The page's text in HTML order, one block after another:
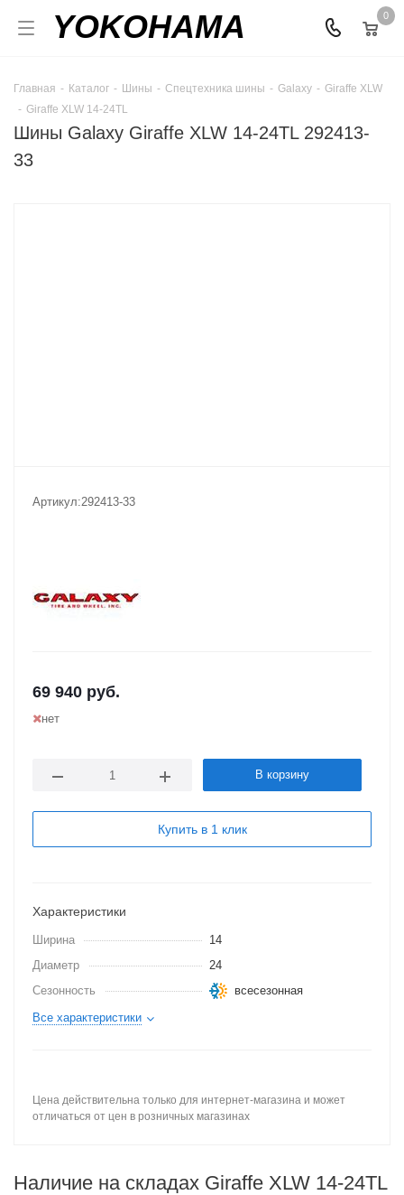
YOKOHAMA 0
Главная - Каталог - Шины - Спецтехника шины - Galaxy - Giraffe XLW
- Giraffe XLW 14-24TL
Шины Galaxy Giraffe XLW 14-24TL 292413-
33
Артикул:292413-33
69 940 руб.
нет
В корзину
Купить в 1 клик
Характеристики
Ширина
14
Диаметр
24
Сезонность
всесезонная
Все характеристики
Цена действительна только для интернет-магазина и может
отличаться от цен в розничных магазинах
Наличие на складах Giraffe XLW 14-24TL